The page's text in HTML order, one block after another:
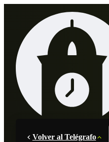
Volver al Telégrafo